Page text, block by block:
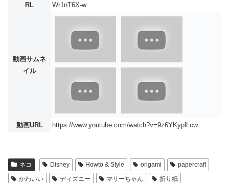
RL
Wr1nT6X-w
動画サムネ
イル
動画URL https://www.youtube.com/watch?v=9z6YKyplLcw
ネコ Disney Howto & Style origami
papercraft
かわいい
ディズニー マリーちゃん
折り紙